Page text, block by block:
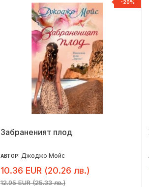
-20%
Забраненият плод
АВТОР: Джоджо Мойс
10.36 EUR (20.26 лв.)
12.95 EUR (25.33 лв.)